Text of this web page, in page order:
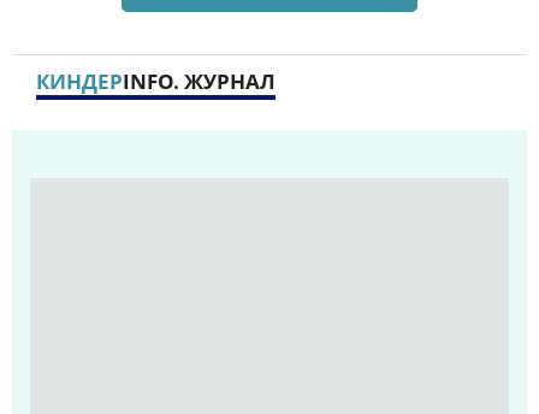
КИНДЕРINFO. ЖУРНАЛ